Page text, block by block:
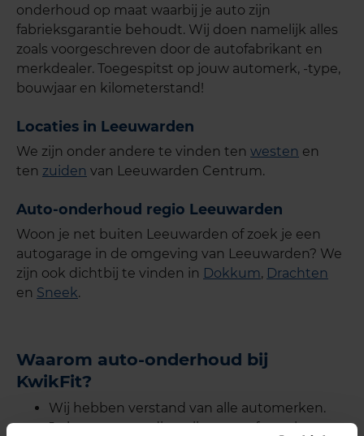
onderhoud op maat waarbij je auto zijn
fabrieksgarantie behoudt. Wij doen namelijk alles
zoals voorgeschreven door de autofabrikant en
merkdealer. Toegespitst op jouw automerk, -type,
bouwjaar en kilometerstand!
Locaties in Leeuwarden
We zijn onder andere te vinden ten westen en
ten zuiden van Leeuwarden Centrum.
Auto-onderhoud regio Leeuwarden
Woon je net buiten Leeuwarden of zoek je een
autogarage in de omgeving van Leeuwarden? We
zijn ook dichtbij te vinden in Dokkum, Drachten
en Sneek.
Waarom auto-onderhoud bij
KwikFit?
Wij hebben verstand van alle automerken.
Je kunt eenvoudig online een afspraak